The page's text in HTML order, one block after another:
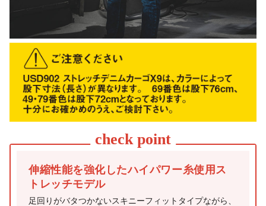
伸縮性能を強化したハイパワー糸使用ス
トレッチモデル
足回りがバタつかないスキニーフィットタイプながら、